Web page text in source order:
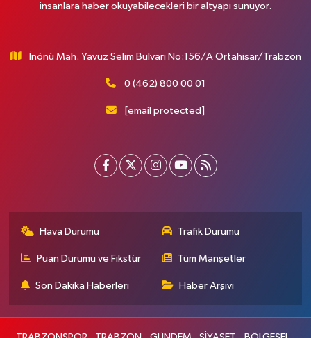
insanlara haber okuyabilecekleri bir altyapı sunuyor.
İnönü Mah. Yavuz Selim Bulvarı No:156/A Ortahisar/Trabzon
0 (462) 800 00 01
[email protected]
Hava Durumu Trafik Durumu
Puan Durumu ve Fikstür Tüm Manşetler
Son Dakika Haberleri Haber Arşivi